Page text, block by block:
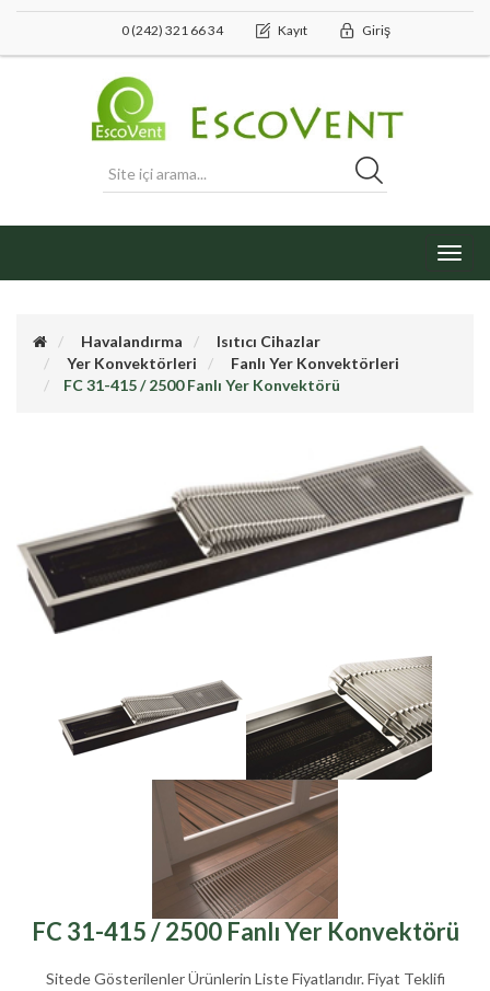
0 (242) 321 66 34 Kayıt Giriş
Havalandırma
Isıtıcı Cihazlar
Yer Konvektörleri
Fanlı Yer Konvektörleri
FC 31-415 / 2500 Fanlı Yer Konvektörü
FC 31-415 / 2500 Fanlı Yer Konvektörü
Sitede Gösterilenler Ürünlerin Liste Fiyatlarıdır. Fiyat Teklifi